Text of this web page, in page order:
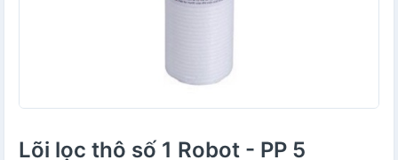
Lõi lọc thô số 1 Robot - PP 5